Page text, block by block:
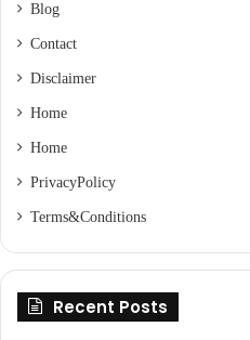
Blog
Contact
Disclaimer
Home
Home
Privacy Policy
Terms & Conditions
Recent Posts